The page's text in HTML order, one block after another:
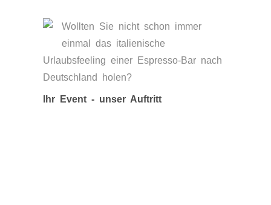
Wollten Sie nicht schon immer
einmal das italienische
Urlaubsfeeling einer Espresso-Bar nach
Deutschland holen?
Ihr Event - unser Auftritt